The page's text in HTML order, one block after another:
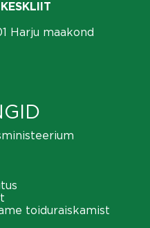
Harju maakond
toiduraiskamist